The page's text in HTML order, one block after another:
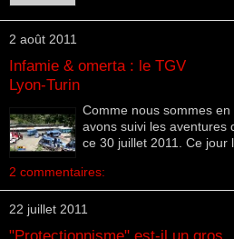
2 août 2011
Infamie & omerta : le TGV
Lyon-Turin
Comme nous sommes
avons suivi les aventures
ce 30 juillet 2011. Ce jour
2 commentaires:
22 juillet 2011
"Protectionnisme" est-il un gros